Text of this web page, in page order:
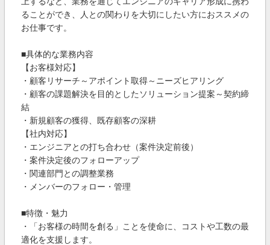
ることができ、人との関わりを大切にしたい方におススメの
お仕事です。
■具体的な業務内容
【お客様対応】
・顧客リサーチ～アポイント取得～ニーズヒアリング
・顧客の課題解決を目的としたソリューション提案～契約締
結
・新規顧客の獲得、既存顧客の深耕
【社内対応】
・エンジニアとの打ち合わせ（案件決定前後）
・案件決定後のフォローアップ
・関連部門との調整業務
・メンバーのフォロー・管理
■特徴・魅力
・「お客様の時間を創る」ことを使命に、コストや工数の最
適化を支援します。